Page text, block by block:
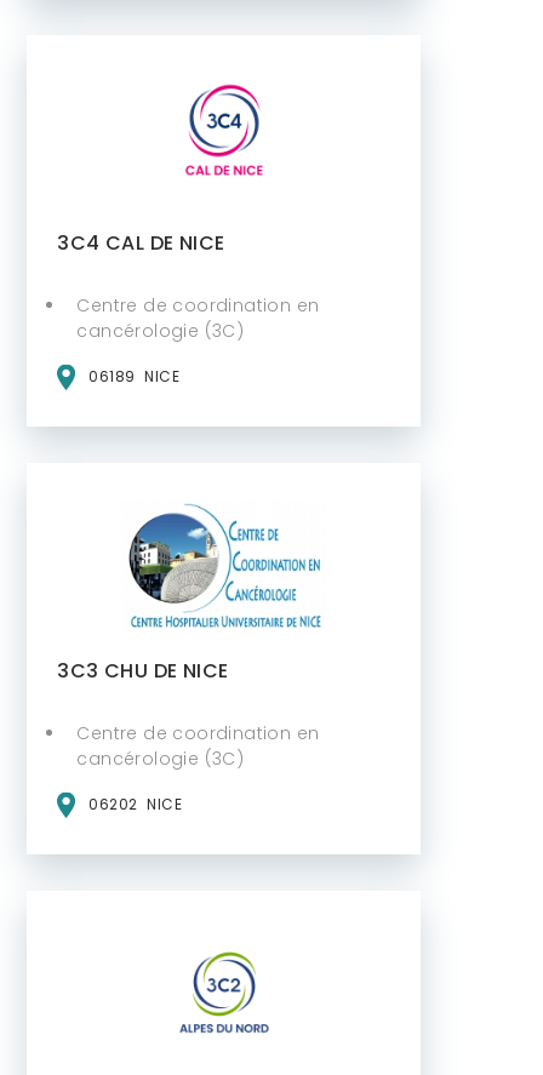
3C4 CAL DE NICE
Centre de coordination en
cancérologie (3C)
06189 NICE
3C3 CHU DE NICE
Centre de coordination en
cancérologie (3C)
06202 NICE